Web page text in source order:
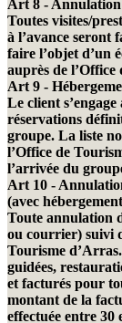
Art 8 - Annulation
Toutes visites/
à l’avance seront
faire l’objet d’un
auprès de
Art 9 -
Le client
réservations
groupe. La liste
l’Office de
l’arrivée du
Art 10 -
(avec
Toute annulation
ou courrier) suivi
Tourisme
guidées,
et facturés pour
montant de la
effectuée entre 30